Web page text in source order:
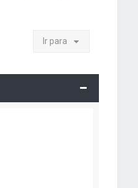
Ir para